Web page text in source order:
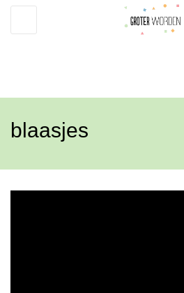
navigation
blaasjes